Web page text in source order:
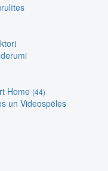
Home (44)
un Videospēles